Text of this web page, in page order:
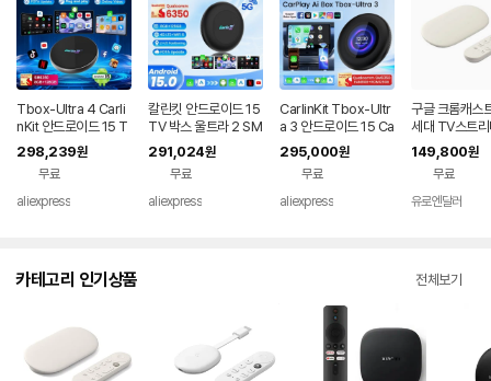
Tbox-Ultra 4 Carli
nKit 안드로이드 15 T
V 박스 5G/4G LTE S
M6350 무선 안드로
이드 오토 & 카플레이
Ai 박스 넷플릭스 IPT
V GPS 8GB+12
298,239원
무료
aliexpress
칼린킷 안드로이드 15
TV 박스 울트라 2 SM
6350 8GB 128GB
카플레이 Ai 박스 5G
4G LTE 무선 안드로
이드 오토 온라인 비디
오 스트리밍 박스
291,024원
무료
aliexpress
CarlinKit Tbox-Ultr
a 3 안드로이드 15 Ca
rPlay Ai 박스 5G/4G
LCD 화면 무선 안드로
이드 오토 CarPlay 넷
플릭스 지원 SM635
0 8GB+12
295,000원
무료
aliexpress
구글 크롬캐스
세대 TV스트리
149,800원
무료
유로엔달러
카테고리 인기상품 전체보기